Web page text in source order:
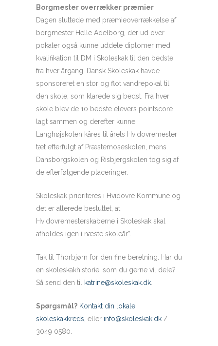
Borgmester overrækker præmier
Dagen sluttede med præmieoverrækkelse af
borgmester Helle Adelborg, der ud over
pokaler også kunne uddele diplomer med
kvalifikation til DM i Skoleskak til den bedste
fra hver årgang. Dansk Skoleskak havde
sponsoreret en stor og flot vandrepokal til
den skole, som klarede sig bedst. Fra hver
skole blev de 10 bedste elevers pointscore
lagt sammen og derefter kunne
Langhøjskolen kåres til årets Hvidovremester
tæt efterfulgt af Præstemoseskolen, mens
Dansborgskolen og Risbjergskolen tog sig af
de efterfølgende placeringer.
Skoleskak prioriteres i Hvidovre Kommune og
det er allerede besluttet, at
Hvidovremesterskaberne i Skoleskak skal
afholdes igen i næste skoleår”.
Tak til Thorbjørn for den fine beretning. Har du
en skoleskakhistorie, som du gerne vil dele?
Så send den til
katrine@skoleskak.dk
Spørgsmål? Kontakt din lokale
skoleskakkreds , eller info@skoleskak.dk /
3049 0580.